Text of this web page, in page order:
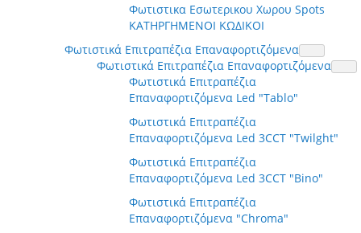
Φωτιστικα Εσωτερικου Χωρου Spots
ΚΑΤΗΡΓΗΜΕΝΟΙ ΚΩΔΙΚΟΙ
Φωτιστικά Επιτραπέζια Επαναφορτιζόμενα
Φωτιστικά Επιτραπέζια Επαναφορτιζόμενα
Φωτιστικά Επιτραπέζια
Επαναφορτιζόμενα Led "Tablo"
Φωτιστικά Επιτραπέζια
Επαναφορτιζόμενα Led 3CCT "Twilght"
Φωτιστικά Επιτραπέζια
Επαναφορτιζόμενα Led 3CCT "Bino"
Φωτιστικά Επιτραπέζια
Επαναφορτιζόμενα "Chroma"